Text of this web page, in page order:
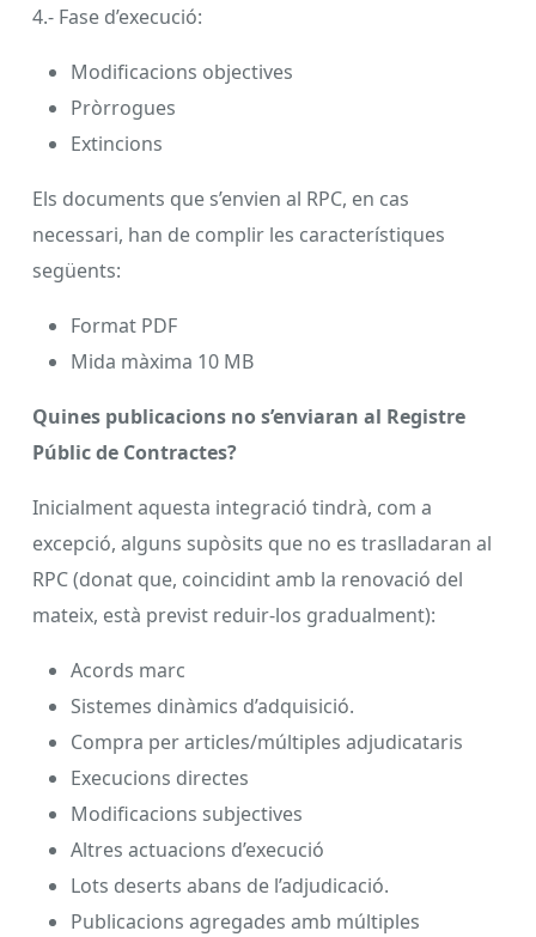
4.- Fase d’execució:
Modificacions objectives
Pròrrogues
Extincions
Els documents que s’envien al RPC, en cas
necessari, han de complir les característiques
següents:
Format PDF
Mida màxima 10 MB
Quines publicacions no s’enviaran al Registre
Públic de Contractes?
Inicialment aquesta integració tindrà, com a
excepció, alguns supòsits que no es traslladaran al
RPC (donat que, coincidint amb la renovació del
mateix, està previst reduir-los gradualment):
Acords marc
Sistemes dinàmics d’adquisició.
Compra per articles/múltiples adjudicataris
Execucions directes
Modificacions subjectives
Altres actuacions d’execució
Lots deserts abans de l’adjudicació.
Publicacions agregades amb múltiples